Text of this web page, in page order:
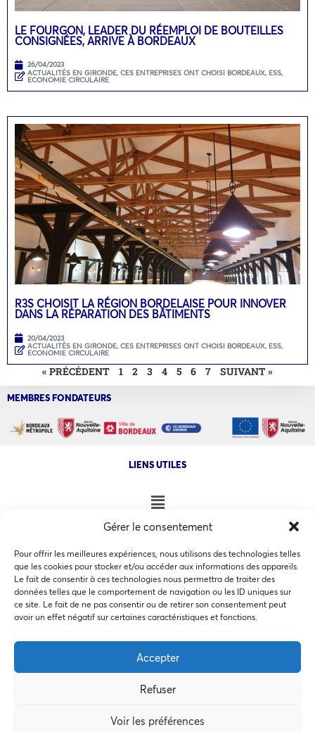
Gérer le consentement
Pour offrir les meilleures expériences, nous utilisons des technologies telles
que les cookies pour stocker et/ou accéder aux informations des appareils.
Le fait de consentir à ces technologies nous permettra de traiter des
données telles que le comportement de navigation ou les ID uniques sur
ce site. Le fait de ne pas consentir ou de retirer son consentement peut
avoir un effet négatif sur certaines caractéristiques et fonctions.
Accepter
Refuser
Voir les préférences
Ce site utilise des cookies pour les statistiques et pour
politique de confidentialité
Accepter
Refuser
Préférences des cookies
LE FOURGON, LEADER DU RÉEMPLOI DE BOUTEILLES
CONSIGNÉES, ARRIVE À BORDEAUX
26/04/2023
ACTUALITÉS EN GIRONDE, CES ENTREPRISES ONT CHOISI BORDEAUX, ESS,
ECONOMIE CIRCULAIRE
R3S CHOISIT LA RÉGION BORDELAISE POUR INNOVER
DANS LA RÉPARATION DES BÂTIMENTS
20/04/2023
ACTUALITÉS EN GIRONDE, CES ENTREPRISES ONT CHOISI BORDEAUX, ESS,
ECONOMIE CIRCULAIRE
« PRÉCÉDENT 1 2 3 4 5 6 7 SUIVANT »
MEMBRES FONDATEURS
LIENS UTILES
NOS AUTRES SITES
COPYRIGHT @ 2026 - INVEST IN BORDEAUX - 32 Allées d'Orléans